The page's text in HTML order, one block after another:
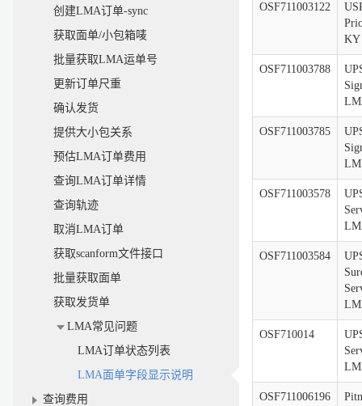
创建LMA订单-sync
获取面单/小包箱唛
批量获取LMA运单号
更新订单尺重
确认发货
提供大小包关系
预估LMA订单费用
查询LMA订单详情
查询轨迹
取消LMA订单
获取scanform文件接口
批量获取面单
获取发货单
LMA常见问题
LMA订单状态列表
LMA面单字段显示说明
查询费用
OSF711003122
KY
OSF711003788
OSF711003785
OSF711003578
OSF711003584
OSF710014
OSF711006196